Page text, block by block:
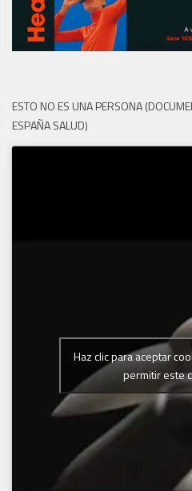
ESTO NO ES UNA PERSONA
ESPAÑA SALUD)
Haz clic para aceptar
permitir este